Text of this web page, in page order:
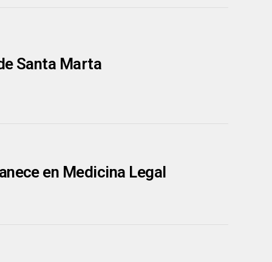
Santa Marta
en Medicina Legal